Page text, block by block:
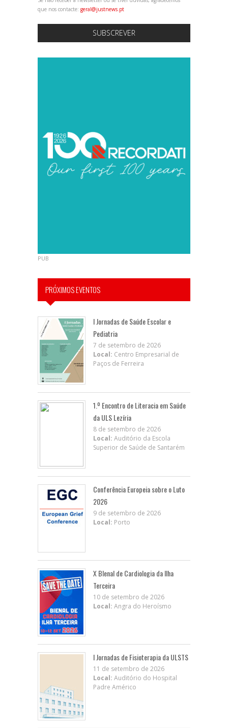
que nos contacte: geral@justnews.pt
SUBSCREVER
PUB
PRÓXIMOS EVENTOS
I Jornadas de Saúde Escolar e
Pediatria
7 de setembro de 2026
Local: Centro Empresarial de
Paços de Ferreira
1.º Encontro de Literacia em Saúde
da ULS Lezíria
8 de setembro de 2026
Local: Auditório da Escola
Superior de Saúde de Santarém
Conferência Europeia sobre o Luto
2026
9 de setembro de 2026
Local: Porto
X BIenal de Cardiologia da Ilha
Terceira
10 de setembro de 2026
Local: Angra do Heroísmo
I Jornadas de Fisioterapia da ULSTS
11 de setembro de 2026
Local: Auditório do Hospital
Padre Américo